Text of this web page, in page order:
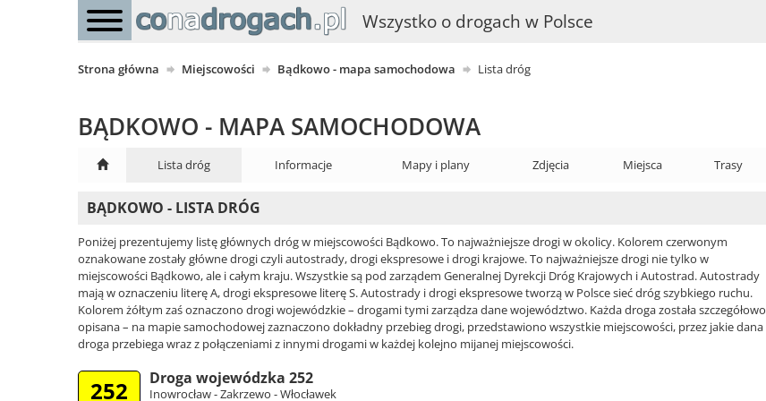
Wszystko o drogach w Polsce
Strona główna Miejscowości Bądkowo - mapa samochodowa Lista dróg
BĄDKOWO - MAPA SAMOCHODOWA
Lista dróg Informacje Mapy i plany Zdjęcia Miejsca Trasy
BĄDKOWO - LISTA DRÓG
Poniżej prezentujemy listę głównych dróg w miejscowości Bądkowo. To najważniejsze drogi w okolicy. Kolorem czerwonym
oznakowane zostały główne drogi czyli autostrady, drogi ekspresowe i drogi krajowe. To najważniejsze drogi nie tylko w
miejscowości Bądkowo, ale i całym kraju. Wszystkie są pod zarządem Generalnej Dyrekcji Dróg Krajowych i Autostrad. Autostrady
mają w oznaczeniu literę A, drogi ekspresowe literę S. Autostrady i drogi ekspresowe tworzą w Polsce sieć dróg szybkiego ruchu.
Kolorem żółtym zaś oznaczono drogi wojewódzkie – drogami tymi zarządza dane województwo. Każda droga została szczegółowo
opisana – na mapie samochodowej zaznaczono dokładny przebieg drogi, przedstawiono wszystkie miejscowości, przez jakie dana
droga przebiega wraz z połączeniami z innymi drogami w każdej kolejno mijanej miejscowości.
252 Droga wojewódzka 252
Inowrocław - Zakrzewo - Włocławek